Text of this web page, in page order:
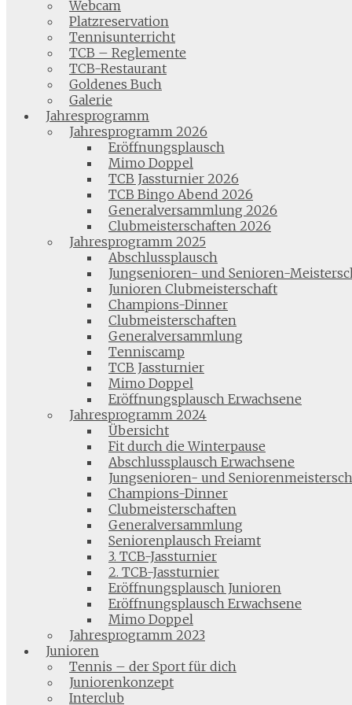
Webcam
Platzreservation
Tennisunterricht
TCB – Reglemente
TCB-Restaurant
Goldenes Buch
Galerie
Jahresprogramm
Jahresprogramm 2026
Eröffnungsplausch
Mimo Doppel
TCB Jassturnier 2026
TCB Bingo Abend 2026
Generalversammlung 2026
Clubmeisterschaften 2026
Jahresprogramm 2025
Abschlussplausch
Jungsenioren- und Senioren-
Junioren Clubmeisterschaft
Champions-Dinner
Clubmeisterschaften
Generalversammlung
Tenniscamp
TCB Jassturnier
Mimo Doppel
Eröffnungsplausch Erwachsene
Jahresprogramm 2024
Übersicht
Fit durch die Winterpause
Abschlussplausch Erwachsene
Jungsenioren- und
Champions-Dinner
Clubmeisterschaften
Generalversammlung
Seniorenplausch Freiamt
3. TCB-Jassturnier
2. TCB-Jassturnier
Eröffnungsplausch Junioren
Eröffnungsplausch Erwachsene
Mimo Doppel
Jahresprogramm 2023
Junioren
Tennis – der Sport für dich
Juniorenkonzept
Interclub